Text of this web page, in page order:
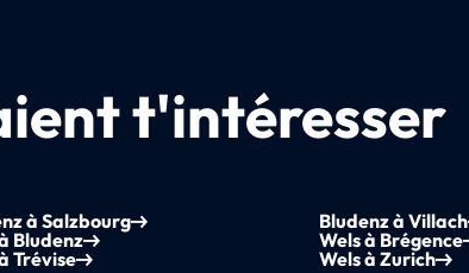
t'intéresser
à Salzbourg
Bludenz à Villach
Bludenz
Wels à Brégence
Trévise Wels à Zurich